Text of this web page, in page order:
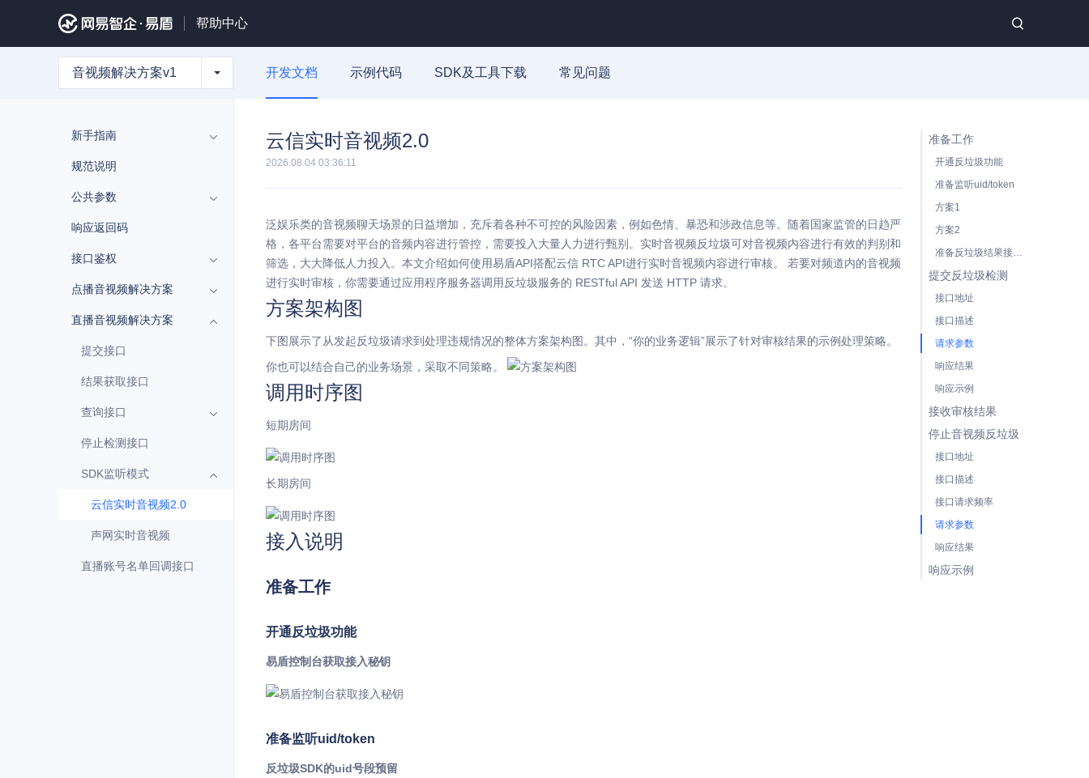
帮助中心
音视频解决方案v1 开发文档 示例代码 SDK及工具下载 常见问题
新手指南
规范说明
公共参数
响应返回码
接口鉴权
点播音视频解决方案
直播音视频解决方案
提交接口
结果获取接口
查询接口
停止检测接口
SDK监听模式
云信实时音视频2.0
声网实时音视频
直播账号名单回调接口
云信实时音视频2.0
2026.08.04 03:36:11
准备工作
开通反垃圾功能
准备监听uid/token
方案1
方案2
准备反垃圾结果接收地址（callbackURL）
提交反垃圾检测
接口地址
接口描述
请求参数
响应结果
响应示例
接收审核结果
停止音视频反垃圾
接口地址
接口描述
接口请求频率
请求参数
响应结果
响应示例
泛娱乐类的音视频聊天场景的日益增加，充斥着各种不可控的风险因素，例如色情、暴恐和涉政信息等。随着国家监管的日趋严
格，各平台需要对平台的音频内容进行管控，需要投入大量人力进行甄别。实时音视频反垃圾可对音视频内容进行有效的判别和
筛选，大大降低人力投入。本文介绍如何使用易盾API搭配云信 RTC API进行实时音视频内容进行审核。 若要对频道内的音视频
进行实时审核，你需要通过应用程序服务器调用反垃圾服务的 RESTful API 发送 HTTP 请求。
方案架构图
下图展示了从发起反垃圾请求到处理违规情况的整体方案架构图。其中，“你的业务逻辑”展示了针对审核结果的示例处理策略。
你也可以结合自己的业务场景，采取不同策略。
调用时序图
短期房间
长期房间
接入说明
准备工作
开通反垃圾功能
易盾控制台获取接入秘钥
准备监听uid/token
反垃圾SDK的uid号段预留